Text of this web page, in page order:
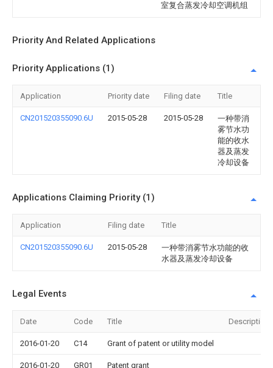
室复合蒸发冷却空调机组
Priority And Related Applications
Priority Applications (1)
Application Priority date Filing date Title
CN201520355090.6U 2015-05-28 2015-05-28
一种带消
雾节水功
能的收水
器及蒸发
冷却设备
Applications Claiming Priority (1)
Application Filing date Title
CN201520355090.6U 2015-05-28
一种带消雾节水功能的收
水器及蒸发冷却设备
Legal Events
Date Code Title Description
2016-01-20 C14 Grant of patent or utility model
2016-01-20 GR01 Patent grant